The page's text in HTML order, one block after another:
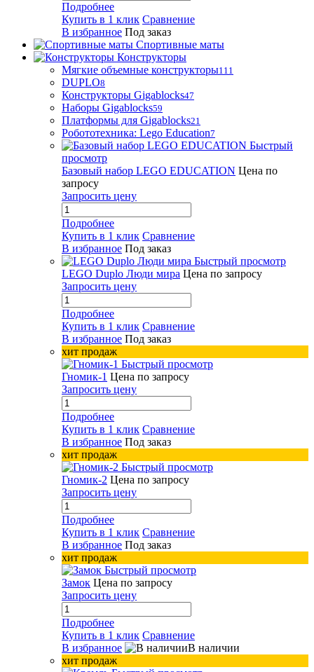
Подробнее
Купить в 1 клик Сравнение
В избранное Под заказ
Спортивные маты
Конструкторы
Мягкие объемные конструкторы111
DUPLO8
Конструкторы Gigablocks47
Наборы Gigablocks59
Платформы для Gigablocks21
Робототехника: Lego Education7
Быстрый
просмотр
Базовый набор LEGO EDUCATION Цена по
запросу
Запросить цену
Подробнее
Купить в 1 клик Сравнение
В избранное Под заказ
Быстрый просмотр
LEGO Duplo Люди мира Цена по запросу
Запросить цену
Подробнее
Купить в 1 клик Сравнение
В избранное Под заказ
хит продаж
Быстрый просмотр
Гномик-1 Цена по запросу
Запросить цену
Подробнее
Купить в 1 клик Сравнение
В избранное Под заказ
хит продаж
Быстрый просмотр
Гномик-2 Цена по запросу
Запросить цену
Подробнее
Купить в 1 клик Сравнение
В избранное Под заказ
хит продаж
Быстрый просмотр
Замок Цена по запросу
Запросить цену
Подробнее
Купить в 1 клик Сравнение
В избранное
В наличии
хит продаж